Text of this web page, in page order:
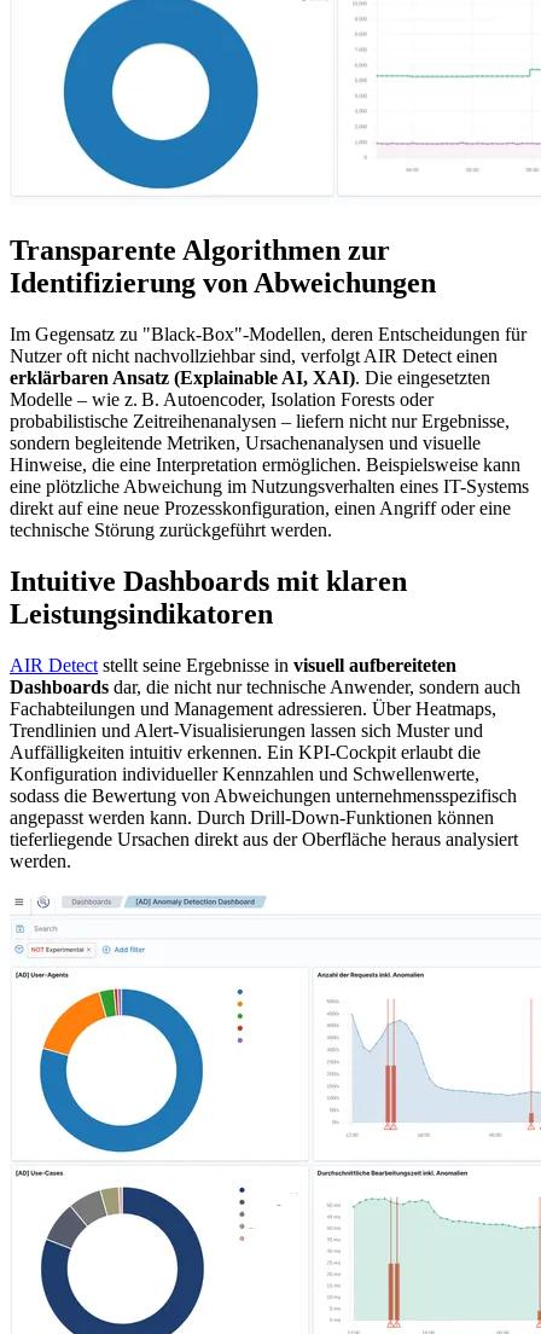
Transparente Algorithmen zur
Identifizierung von Abweichungen
Im Gegensatz zu "Black-Box"-Modellen, deren Entscheidungen für
Nutzer oft nicht nachvollziehbar sind, verfolgt AIR Detect einen
erklärbaren Ansatz (Explainable AI, XAI). Die eingesetzten
Modelle – wie z. B. Autoencoder, Isolation Forests oder
probabilistische Zeitreihenanalysen – liefern nicht nur Ergebnisse,
sondern begleitende Metriken, Ursachenanalysen und visuelle
Hinweise, die eine Interpretation ermöglichen. Beispielsweise kann
eine plötzliche Abweichung im Nutzungsverhalten eines IT-Systems
direkt auf eine neue Prozesskonfiguration, einen Angriff oder eine
technische Störung zurückgeführt werden.
Intuitive Dashboards mit klaren
Leistungsindikatoren
AIR Detect stellt seine Ergebnisse in visuell aufbereiteten
Dashboards dar, die nicht nur technische Anwender, sondern auch
Fachabteilungen und Management adressieren. Über Heatmaps,
Trendlinien und Alert-Visualisierungen lassen sich Muster und
Auffälligkeiten intuitiv erkennen. Ein KPI-Cockpit erlaubt die
Konfiguration individueller Kennzahlen und Schwellenwerte,
sodass die Bewertung von Abweichungen unternehmensspezifisch
angepasst werden kann. Durch Drill-Down-Funktionen können
tieferliegende Ursachen direkt aus der Oberfläche heraus analysiert
werden.